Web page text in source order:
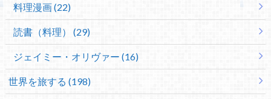
料理漫画 (22)
読書（料理） (29)
ジェイミー・オリヴァー (16)
世界を旅する (198)